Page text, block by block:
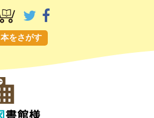
本をさがす